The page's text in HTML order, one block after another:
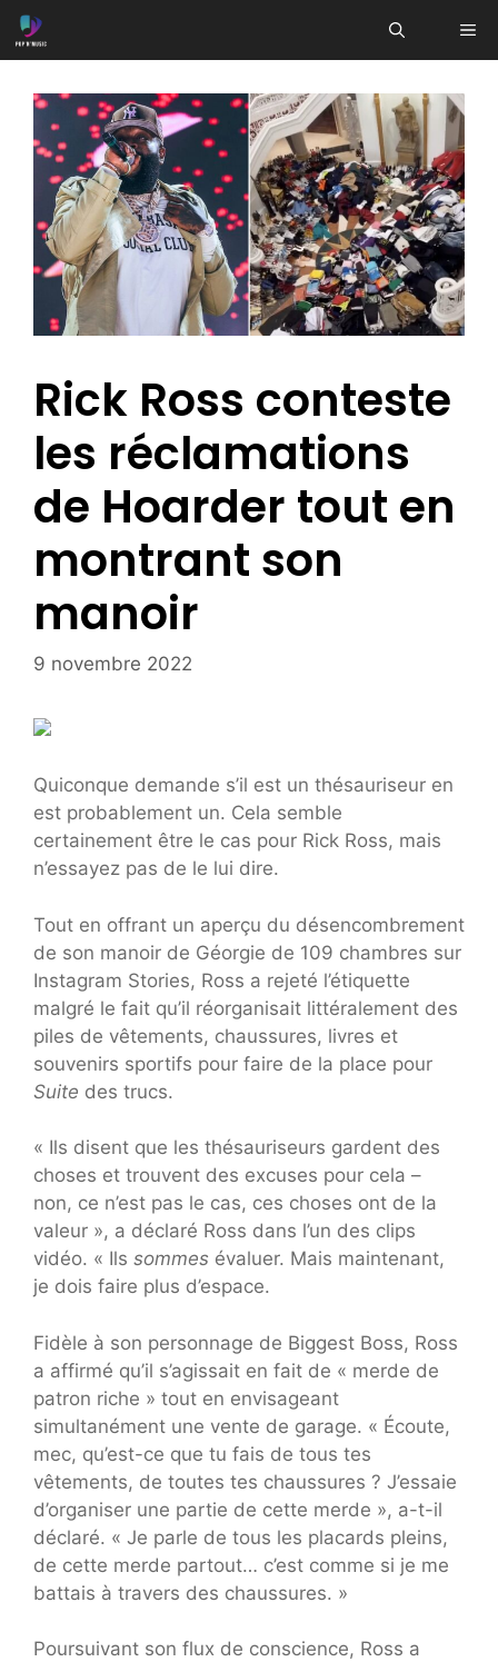
Aller
au
Rick Ross conteste
les réclamations
de Hoarder tout en
montrant son
manoir
9 novembre 2022
Quiconque demande s’il est un thésauriseur en
est probablement un. Cela semble
certainement être le cas pour Rick Ross, mais
n’essayez pas de le lui dire.
Tout en offrant un aperçu du désencombrement
de son manoir de Géorgie de 109 chambres sur
Instagram Stories, Ross a rejeté l’étiquette
malgré le fait qu’il réorganisait littéralement des
piles de vêtements, chaussures, livres et
souvenirs sportifs pour faire de la place pour
Suite des trucs.
« Ils disent que les thésauriseurs gardent des
choses et trouvent des excuses pour cela –
non, ce n’est pas le cas, ces choses ont de la
valeur », a déclaré Ross dans l’un des clips
vidéo. « Ils sommes évaluer. Mais maintenant,
je dois faire plus d’espace.
Fidèle à son personnage de Biggest Boss, Ross
a affirmé qu’il s’agissait en fait de « merde de
patron riche » tout en envisageant
simultanément une vente de garage. « Écoute,
mec, qu’est-ce que tu fais de tous tes
vêtements, de toutes tes chaussures ? J’essaie
d’organiser une partie de cette merde », a-t-il
déclaré. « Je parle de tous les placards pleins,
de cette merde partout… c’est comme si je me
battais à travers des chaussures. »
Poursuivant son flux de conscience, Ross a